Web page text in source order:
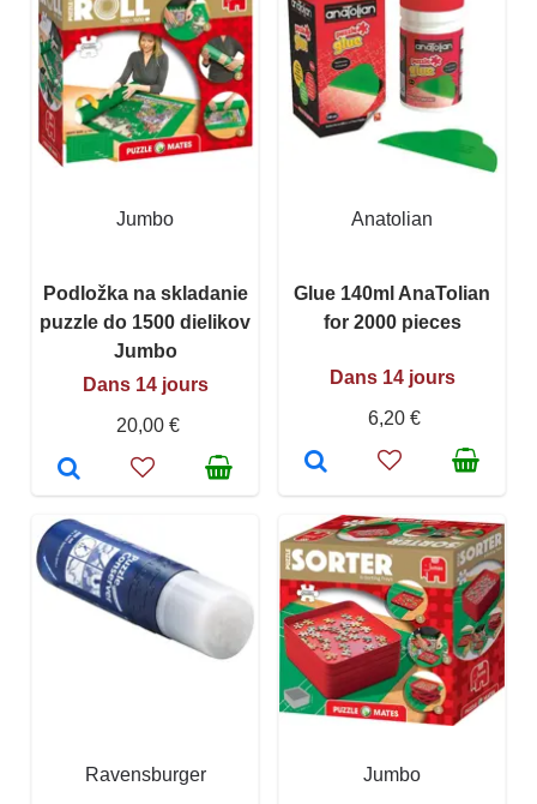
Jumbo
Podložka na skladanie
puzzle do 1500 dielikov
Jumbo
Dans 14 jours
20,00 €
Anatolian
Glue 140ml AnaTolian
for 2000 pieces
Dans 14 jours
6,20 €
Ravensburger Jumbo